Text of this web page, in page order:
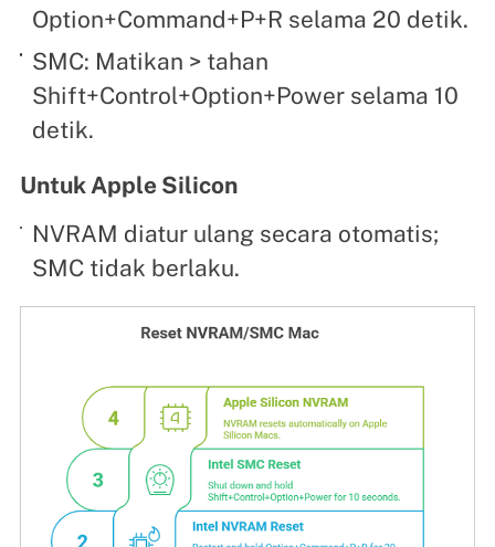
Option+Command+P+R selama 20 detik.
SMC: Matikan > tahan
Shift+Control+Option+Power selama 10
detik.
Untuk Apple Silicon
NVRAM diatur ulang secara otomatis;
SMC tidak berlaku.